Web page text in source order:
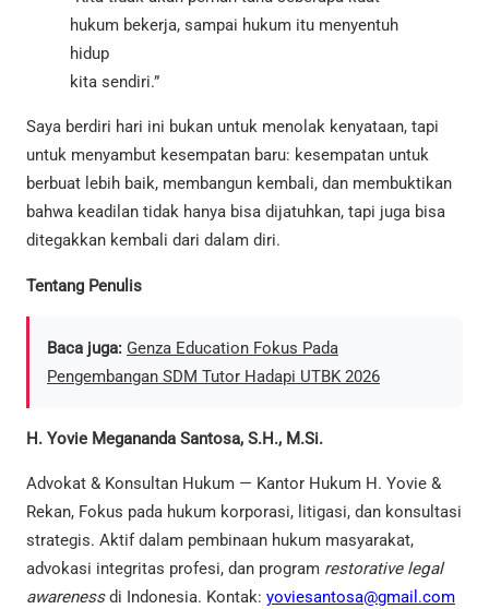
hukum bekerja, sampai hukum itu menyentuh
hidup
kita sendiri.”
Saya berdiri hari ini bukan untuk menolak kenyataan, tapi
untuk menyambut kesempatan baru: kesempatan untuk
berbuat lebih baik, membangun kembali, dan membuktikan
bahwa keadilan tidak hanya bisa dijatuhkan, tapi juga bisa
ditegakkan kembali dari dalam diri.
Tentang Penulis
Baca juga: Genza Education Fokus Pada
Pengembangan SDM Tutor Hadapi UTBK 2026
H. Yovie Megananda Santosa, S.H., M.Si.
Advokat & Konsultan Hukum — Kantor Hukum H. Yovie &
Rekan, Fokus pada hukum korporasi, litigasi, dan konsultasi
strategis. Aktif dalam pembinaan hukum masyarakat,
advokasi integritas profesi, dan program restorative legal
awarenessdi Indonesia. Kontak: yoviesantosa@gmail.com